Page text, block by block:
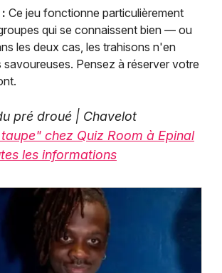
Ce jeu fonctionne particulièrement
qui se connaissent bien — ou
les deux cas, les trahisons n'en
savoureuses. Pensez à réserver votre
pré droué | Chavelot
chez Quiz Room à Epinal
les informations